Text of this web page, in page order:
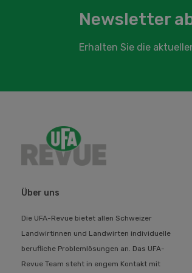
Newsletter
Erhalten Sie die
Über uns
Die UFA-Revue bietet allen Schweizer
Landwirtinnen und Landwirten individuelle
berufliche Problemlösungen an. Das UFA-
Revue Team steht in engem Kontakt mit